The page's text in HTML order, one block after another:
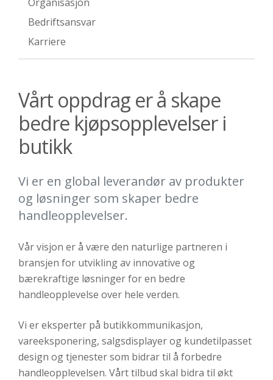
Bedriftsansvar
Karriere
Vårt oppdrag er å skape
bedre kjøpsopplevelser i
butikk
Vi er en global leverandør av produkter
og løsninger som skaper bedre
handleopplevelser.
Vår visjon er å være den naturlige partneren i
bransjen for utvikling av innovative og
bærekraftige løsninger for en bedre
handleopplevelse over hele verden.
Vi er eksperter på butikkommunikasjon,
vareeksponering, salgsdisplayer og kundetilpasset
design og tjenester som bidrar til å forbedre
handleopplevelsen. Vårt tilbud skal bidra til økt